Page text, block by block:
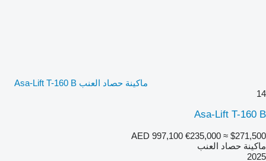
ماكينة حصاد العنب Asa-Lift T-160 B
14
Asa-Lift T-160 B
AED 997,100 €235,000 ≈ $271,500
ماكينة حصاد العنب
2025